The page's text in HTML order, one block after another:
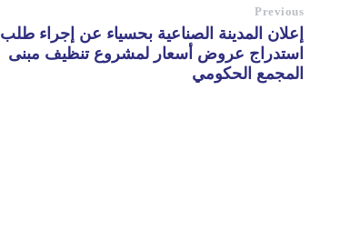
Previous
إعلان المدينة الصناعية بحسياء عن إجراء طلب
استدراج عروض أسعار لمشروع تنظيف مبنى
المجمع الحكومي